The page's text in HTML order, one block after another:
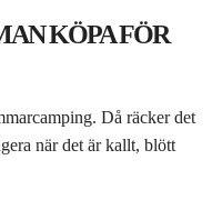
KÖPA FÖR
Då räcker det
när det är kallt, blött